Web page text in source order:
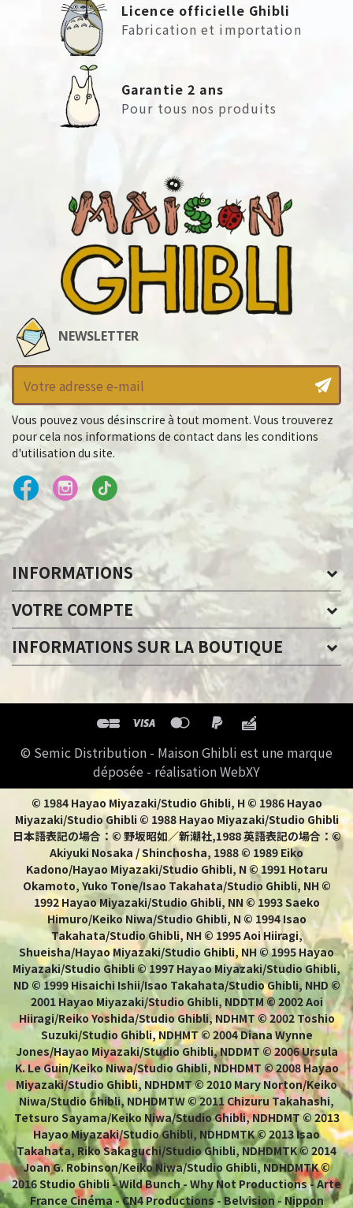
Licence officielle Ghibli
Fabrication et importation
Garantie 2 ans
Pour tous nos produits
NEWSLETTER
Vous pouvez vous désinscrire à tout moment. Vous trouverez
pour cela nos informations de contact dans les conditions
d'utilisation du site.
INFORMATIONS
VOTRE COMPTE
INFORMATIONS SUR LA BOUTIQUE
© Semic Distribution - Maison Ghibli est une marque
déposée - réalisation WebXY
© 1984 Hayao Miyazaki/Studio Ghibli, H © 1986 Hayao
Miyazaki/Studio Ghibli © 1988 Hayao Miyazaki/Studio Ghibli
日本語表記の場合：© 野坂昭如／新潮社,1988 英語表記の場合：©
Akiyuki Nosaka / Shinchosha, 1988 © 1989 Eiko
Kadono/Hayao Miyazaki/Studio Ghibli, N © 1991 Hotaru
Okamoto, Yuko Tone/Isao Takahata/Studio Ghibli, NH ©
1992 Hayao Miyazaki/Studio Ghibli, NN © 1993 Saeko
Himuro/Keiko Niwa/Studio Ghibli, N © 1994 Isao
Takahata/Studio Ghibli, NH © 1995 Aoi Hiiragi,
Shueisha/Hayao Miyazaki/Studio Ghibli, NH © 1995 Hayao
Miyazaki/Studio Ghibli © 1997 Hayao Miyazaki/Studio Ghibli,
ND © 1999 Hisaichi Ishii/Isao Takahata/Studio Ghibli, NHD ©
2001 Hayao Miyazaki/Studio Ghibli, NDDTM © 2002 Aoi
Hiiragi/Reiko Yoshida/Studio Ghibli, NDHMT © 2002 Toshio
Suzuki/Studio Ghibli, NDHMT © 2004 Diana Wynne
Jones/Hayao Miyazaki/Studio Ghibli, NDDMT © 2006 Ursula
K. Le Guin/Keiko Niwa/Studio Ghibli, NDHDMT © 2008 Hayao
Miyazaki/Studio Ghibli, NDHDMT © 2010 Mary Norton/Keiko
Niwa/Studio Ghibli, NDHDMTW © 2011 Chizuru Takahashi,
Tetsuro Sayama/Keiko Niwa/Studio Ghibli, NDHDMT © 2013
Hayao Miyazaki/Studio Ghibli, NDHDMTK © 2013 Isao
Takahata, Riko Sakaguchi/Studio Ghibli, NDHDMTK © 2014
Joan G. Robinson/Keiko Niwa/Studio Ghibli, NDHDMTK ©
2016 Studio Ghibli - Wild Bunch - Why Not Productions - Arte
France Cinéma - CN4 Productions - Belvision - Nippon